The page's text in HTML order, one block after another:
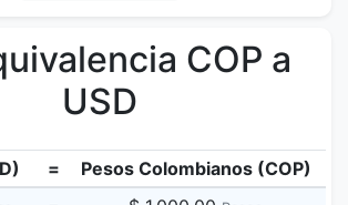
COP a
USD
=
Pesos Colombianos (COP)